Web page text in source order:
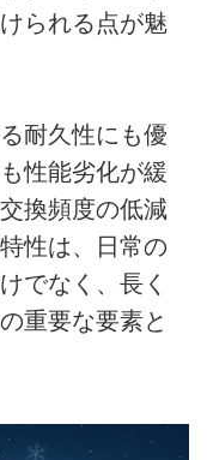
られる点が魅
耐久性にも優
性能劣化が緩
換頻度の低減
性は、日常の
でなく、長く
重要な要素と